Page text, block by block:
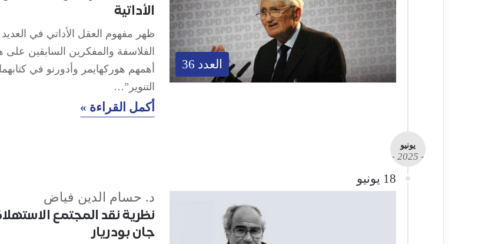
العدد 36
الأداتية
ظهر مفهوم العقل الأداتي في
الفلاسفة والمفكرين السابقين على
أهمهم هوركهايمر وأدورنو في
التنوير”…
أكمل القراءة »
يونيو
- 2025 -
18 يونيو
د. حسام الدين فياض
نظرية نقد المجتمع
جان بودريار